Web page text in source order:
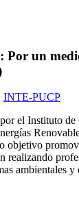
Por un
INTE-PUCP
el Instituto de
objetivo
realizando
ambientales y